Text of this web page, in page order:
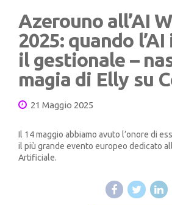
Azerouno all’AI
2025: quando
il gestionale –
magia di Elly su
21 Maggio 2025
Il 14 maggio abbiamo avuto l’onore di
il più grande evento europeo dedicato
Artificiale.